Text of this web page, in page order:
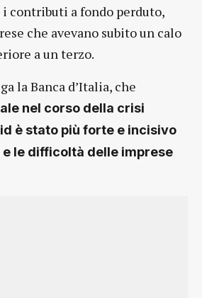
contributi a fondo perduto,
che avevano subito un calo
a un terzo.
la Banca d’Italia, che
nel corso della crisi
è stato più forte e incisivo
e le difficoltà delle imprese